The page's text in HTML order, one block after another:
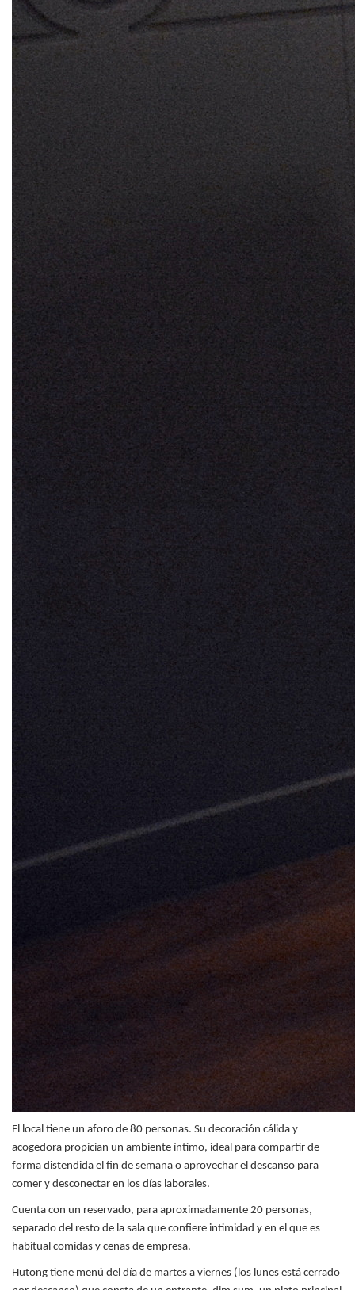
El local tiene un aforo de 80 personas. Su decoración cálida y
acogedora propician un ambiente íntimo, ideal para compartir de
forma distendida el fin de semana o aprovechar el descanso para
comer y desconectar en los días laborales.
Cuenta con un reservado, para aproximadamente 20 personas,
separado del resto de la sala que confiere intimidad y en el que es
habitual comidas y cenas de empresa.
Hutong tiene menú del día de martes a viernes (los lunes está cerrado